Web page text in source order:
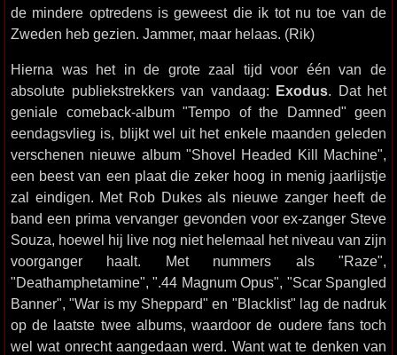
de mindere optredens is geweest die ik tot nu toe van de
Zweden heb gezien. Jammer, maar helaas. (Rik)
Hierna was het in de grote zaal tijd voor één van de
absolute publiekstrekkers van vandaag: Exodus. Dat het
geniale comeback-album "Tempo of the Damned" geen
eendagsvlieg is, blijkt wel uit het enkele maanden geleden
verschenen nieuwe album "Shovel Headed Kill Machine",
een beest van een plaat die zeker hoog in menig jaarlijstje
zal eindigen. Met Rob Dukes als nieuwe zanger heeft de
band een prima vervanger gevonden voor ex-zanger Steve
Souza, hoewel hij live nog niet helemaal het niveau van zijn
voorganger haalt. Met nummers als "Raze",
"Deathamphetamine", ".44 Magnum Opus", "Scar Spangled
Banner", "War is my Sheppard" en "Blacklist" lag de nadruk
op de laatste twee albums, waardoor de oudere fans toch
wel wat onrecht aangedaan werd. Want wat te denken van